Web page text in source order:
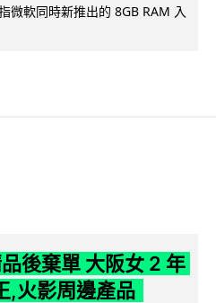
微軟同時新推出的 8GB RAM 入
後棄單 大阪女 2 年
,火影周邊產品